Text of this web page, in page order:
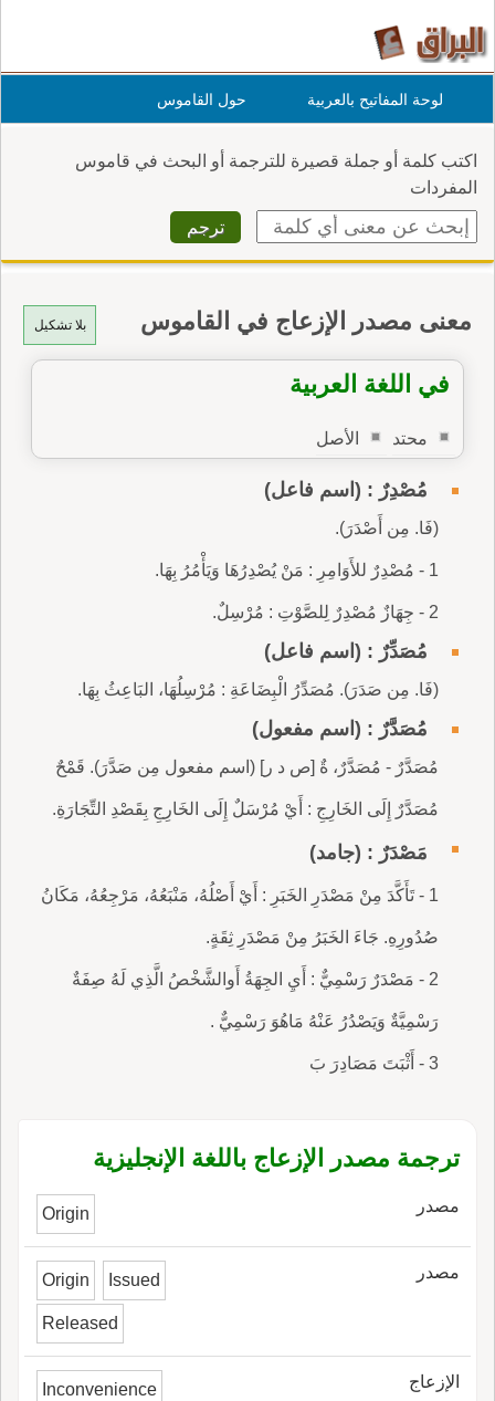
لوحة المفاتيح بالعربية حول القاموس
اكتب كلمة أو جملة قصيرة للترجمة أو البحث في قاموس
المفردات
بلا تشكيل معنى مصدر الإزعاج في القاموس
في اللغة العربية
محتد الأصل
مُصْدِرٌ : (اسم فاعل)
(فَا. مِن أَصْدَرَ).
1 - مُصْدِرٌ للأَوَامِرِ : مَنْ يُصْدِرُهَا وَيَأْمُرُ بِهَا.
2 - جِهَازٌ مُصْدِرٌ لِلصَّوْتِ : مُرْسِلٌ.
مُصَدِّرٌ : (اسم فاعل)
(فَا. مِن صَدَرَ). مُصَدِّرُ الْبِضَاعَةِ : مُرْسِلُهَا، البَاعِثُ بِهَا.
مُصَدَّرٌ : (اسم مفعول)
مُصَدَّرٌ - مُصَدَّرٌ، ةٌ [ص د ر] (اسم مفعول مِن صَدَّرَ). قَمْحٌ
مُصَدَّرٌ إِلَى الخَارِجِ : أَيْ مُرْسَلٌ إِلَى الخَارِجِ بِقَصْدِ التِّجَارَةِ.
مَصْدَرٌ : (جامد)
1 - تَأَكَّدَ مِنْ مَصْدَرِ الخَبَرِ : أَيْ أَصْلُهُ، مَنْبَعُهُ، مَرْجِعُهُ، مَكَانُ
صُدُورِهِ. جَاءَ الخَبَرُ مِنْ مَصْدَرِ ثِقَةٍ.
2 - مَصْدَرٌ رَسْمِيٌّ : أَيِ الجِهَةُ أَوالشَّخْصُ الَّذِي لَهُ صِفَةٌ
رَسْمِيَّةٌ وَيَصْدُرُ عَنْهُ مَاهُوَ رَسْمِيٌّ .
3 - أَثْبَتَ مَصَادِرَ بَ
ترجمة مصدر الإزعاج باللغة الإنجليزية
مصدر Origin
مصدر Origin Issued
Released
الإزعاج Inconvenience